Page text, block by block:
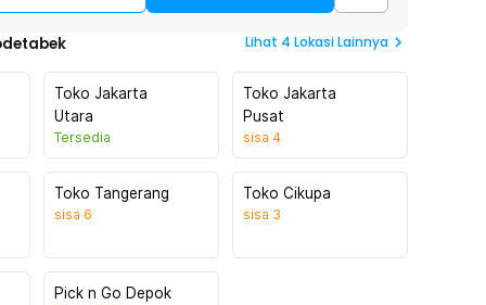
Lihat 4 Lokasi Lainnya
Toko Jakarta
Utara
Tersedia
Toko Jakarta
Pusat
sisa 4
Toko Tangerang
sisa 6
Toko Cikupa
sisa 3
Pick n Go Depok